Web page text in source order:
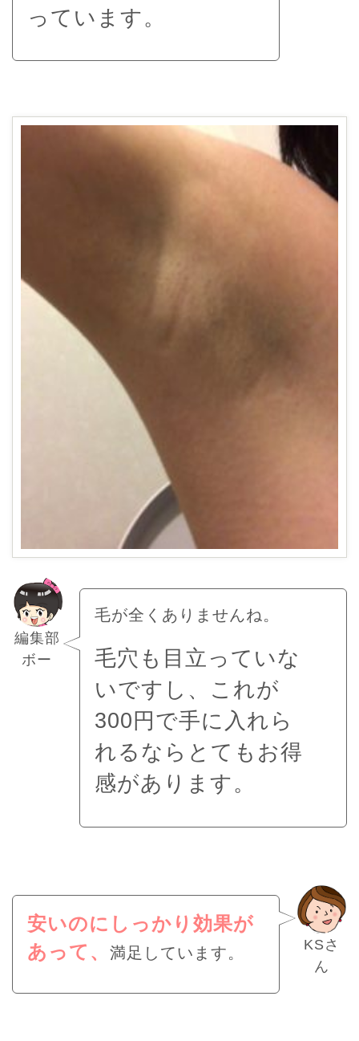
っています。
編集部
ボー
毛が全くありませんね。
毛穴も目立っていな
いですし、これが
300円で手に入れら
れるならとてもお得
感があります。
KSさ
ん
安いのにしっかり効果が
あって、満足しています。